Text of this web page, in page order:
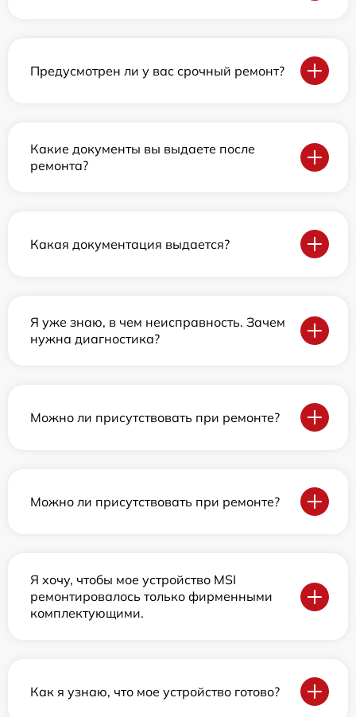
Предусмотрен ли у вас срочный ремонт?
Какие документы вы выдаете после
ремонта?
Какая документация выдается?
Я уже знаю, в чем неисправность. Зачем
нужна диагностика?
Можно ли присутствовать при ремонте?
Можно ли присутствовать при ремонте?
Я хочу, чтобы мое устройство MSI
ремонтировалось только фирменными
комплектующими.
Как я узнаю, что мое устройство готово?